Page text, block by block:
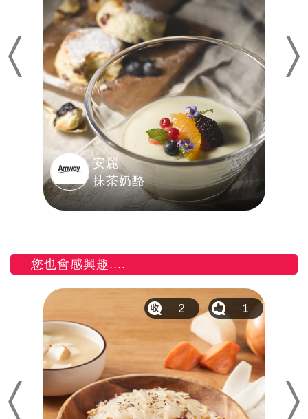
Previous
安麗
抹茶奶酪
Next
您也會感興趣....
Previous
2 1
Next